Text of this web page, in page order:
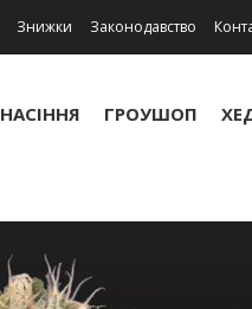
Знижки Законодавство
НАСІННЯ ГРОУШОП